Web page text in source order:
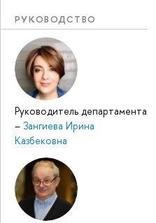
РУКОВОДСТВО
Руководитель департамента
– Зангиева Ирина
Казбековна